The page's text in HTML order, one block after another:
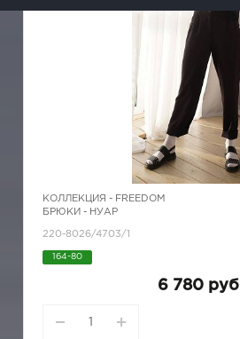
КОЛЛЕКЦИЯ - FREEDOM
БРЮКИ - НУАР
220-8026/4703/1
164-80
6 780 руб